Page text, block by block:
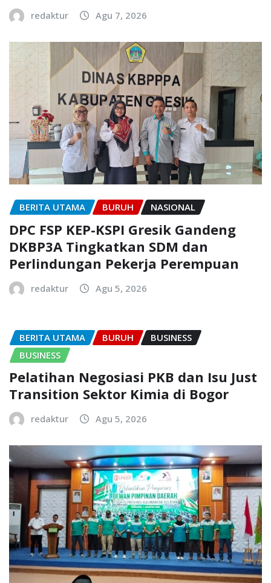
redaktur Agu 7, 2026
BERITA UTAMA BURUH NASIONAL
DPC FSP KEP-KSPI Gresik Gandeng
DKBP3A Tingkatkan SDM dan
Perlindungan Pekerja Perempuan
redaktur Agu 5, 2026
BERITA UTAMA BURUH
BUSINESS
BUSINESS
Pelatihan Negosiasi PKB dan Isu Just
Transition Sektor Kimia di Bogor
redaktur Agu 5, 2026